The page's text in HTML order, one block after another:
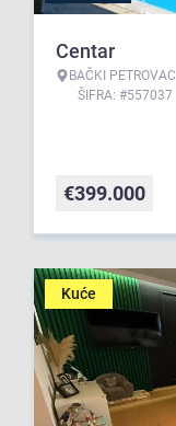
Centar
BAČKI PETROVAC
ŠIFRA: #557037
€399.000
Kuće